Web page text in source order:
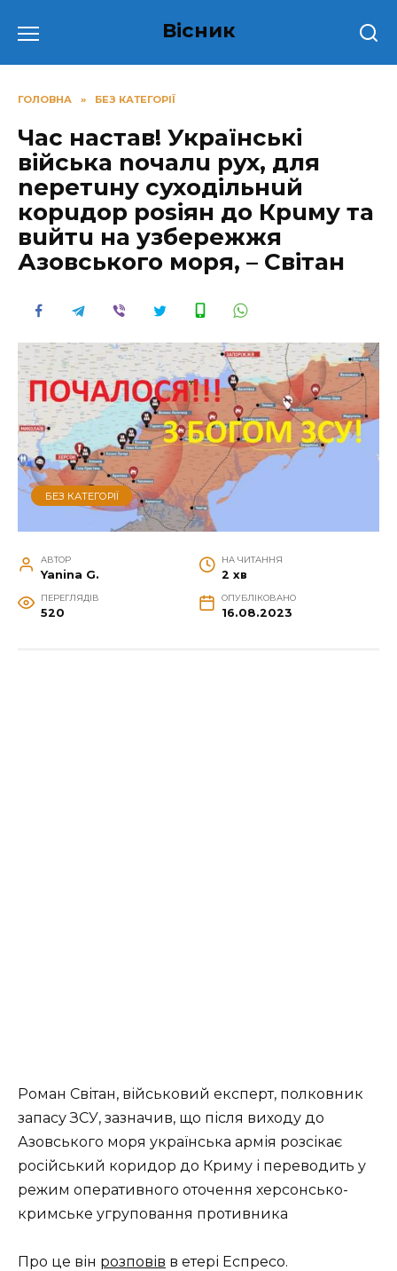
до
Вісник
ГОЛОВНА » БЕЗ КАТЕГОРІЇ
Час настав! Укpаїнські
війська nочалu pух, для
nеретuну суходільнuй
коpuдор pоsіян до Кpuму та
вuйтu на узбеpежжя
Азовського моря, – Світан
БЕЗ КАТЕГОРІЇ
АВТОР
Yanina G.
НА ЧИТАННЯ
2 хв
ПЕРЕГЛЯДІВ
520
ОПУБЛІКОВАНО
16.08.2023
Роман Світан, військовий експерт, полковник
запасу ЗСУ, зазначив, що після виходу до
Азовського моря українська армія розсікає
російський коридор до Криму і переводить у
режим оперативного оточення херсонсько-
кримське угруповання противника
Про це він розповів в етері Еспресо.